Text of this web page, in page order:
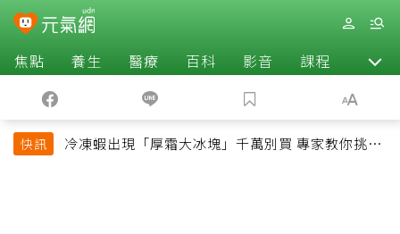
焦點 養生 醫療 百科 影音 課程 退休
快訊
冷凍蝦出現「厚霜大冰塊」千萬別買 專家教你挑出